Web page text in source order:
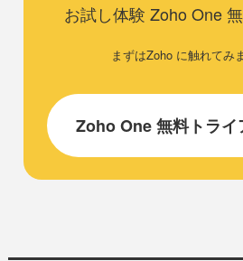
お試し体験 Zoho One
まずはZoho に触れてみ
Zoho One 無料トライ